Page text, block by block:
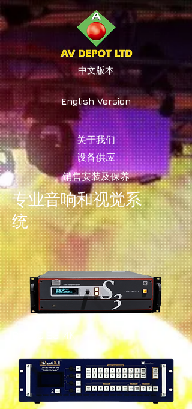
中文版本
English Version
BARCO S3-4K
专业音响和视觉系
统
销售安装及保养
设备供应
关于我们